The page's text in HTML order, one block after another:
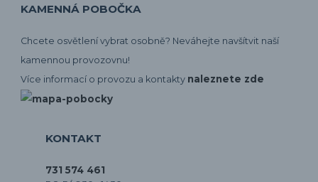
KAMENNÁ POBOČKA
Chcete osvětlení vybrat osobně? Neváhejte navšítvit naší
kamennou provozovnu!
Více informací o provozu a kontakty naleznete zde
KONTAKT
731 574 461